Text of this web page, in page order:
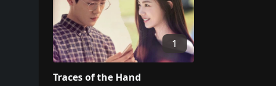
1
Traces of the Hand